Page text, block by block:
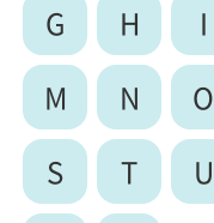
G
H I
M
N O
S
T U